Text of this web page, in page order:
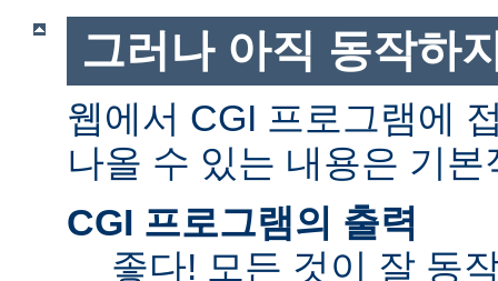
그러나 아직 동작하
웹에서 CGI 프로그램에
나올 수 있는 내용은 기
CGI 프로그램의 출력
좋다! 모든 것이 잘 동